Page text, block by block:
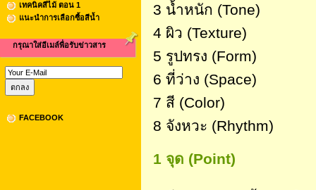
เทคนิคสีไม้ ตอน 1
แนะนำการเลือกซื้อสีน้ำ
กรุณาใส่อีเมล์พื่อรับข่าวสาร
FACEBOOK
3 น้ำหนัก (Tone)
4 ผิว (Texture)
5 รูปทรง (Form)
6 ที่ว่าง (Space)
7 สี (Color)
8 จังหวะ (Rhythm)
1 จุด (Point)